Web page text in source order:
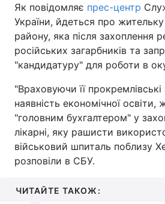
Як повідомляє прес-центр
України, йдеться про
району, яка після захоплення
російських загарбників та
"кандидатуру" для роботи в
"Враховуючи її
наявність економічної освіти,
"головним бухгалтером" у
лікарні, яку рашисти
військовий шпиталь поблизу
розповіли в СБУ.
ЧИТАЙТЕ ТАКОЖ: